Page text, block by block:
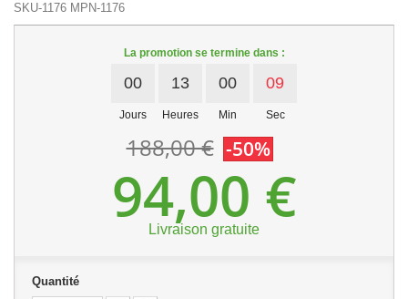
SKU-1176 MPN-1176
La promotion se termine dans :
00
Jours
13
Heures
00
Min
08
Sec
188,00 € -50%
94,00 €
Livraison gratuite
Quantité